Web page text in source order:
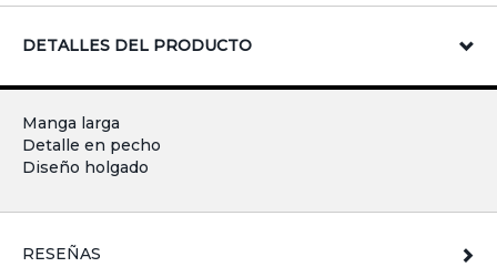
DETALLES DEL PRODUCTO
Manga larga
Detalle en pecho
Diseño holgado
RESEÑAS